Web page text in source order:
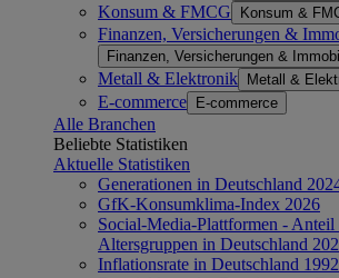
Konsum & FMCG Konsum &
Finanzen, Versicherungen &
Finanzen, Versicherungen &
Metall & Elektronik Metall &
E-commerce E-commerce
Alle Branchen
Beliebte Statistiken
Aktuelle Statistiken
Generationen in Deutschland
GfK-Konsumklima-Index 2026
Social-Media-Plattformen - Anteil
Altersgruppen in Deutschland
Inflationsrate in Deutschland